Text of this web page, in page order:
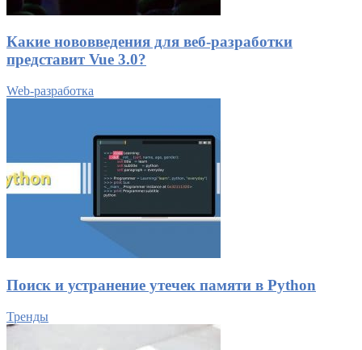
Какие нововведения для веб-разработки
представит Vue 3.0?
Web-разработка
Поиск и устранение утечек памяти в Python
Тренды